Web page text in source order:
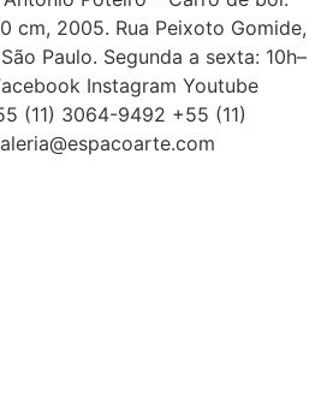
cm, 2005. Rua Peixoto Gomide,
Paulo. Segunda a sexta: 10h–
Instagram Youtube
(11) 3064-9492 +55 (11)